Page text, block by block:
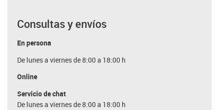
Consultas y envíos
En persona
De lunes a viernes de 8:00 a 18:00 h
Online
Servicio de chat
De lunes a viernes de 8:00 a 18:00 h